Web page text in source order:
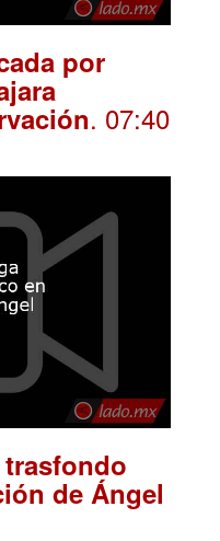
por
. 07:40
de Ángel